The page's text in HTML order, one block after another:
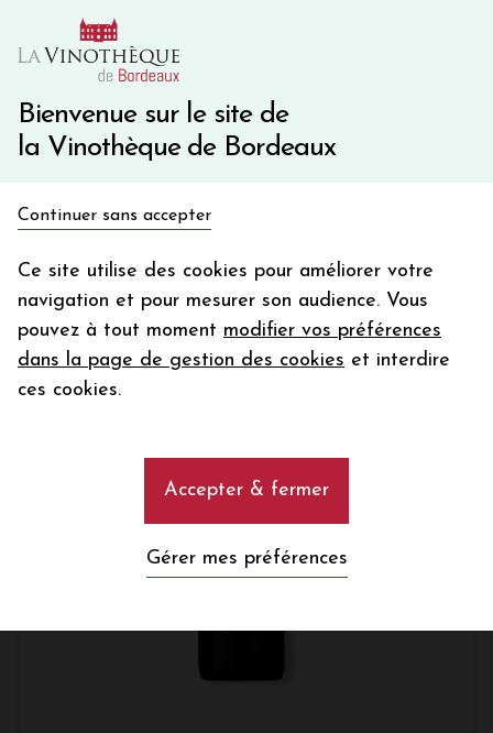
Bienvenue sur le site de
la Vinothèque de Bordeaux
Continuer sans accepter
Ce site utilise des cookies pour améliorer votre
navigation et pour mesurer son audience. Vous
pouvez à tout moment modifier vos préférences
dans la page de gestion des cookies et interdire
ces cookies.
Accepter & fermer
Gérer mes préférences
10€ de remise immédiate sur votre première commande
Une question ?
en bon d'achat
Votre
email
En m’abonnant, j’accepte de recevoir la newsletter de la